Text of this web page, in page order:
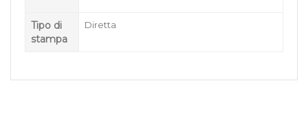
Tipo di
stampa
Diretta